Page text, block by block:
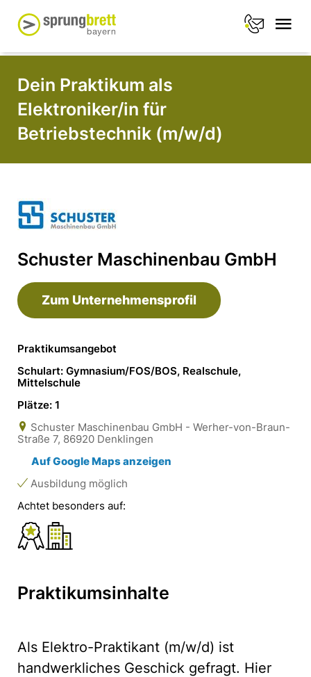
Dein Praktikum als
Elektroniker/in für
Betriebstechnik (m/w/d)
Schuster Maschinenbau GmbH
Zum Unternehmensprofil
Praktikumsangebot
Schulart: Gymnasium/FOS/BOS, Realschule,
Mittelschule
Plätze: 1
Schuster Maschinenbau GmbH - Werher-von-Braun-
Straße 7, 86920 Denklingen
Auf Google Maps anzeigen
Ausbildung möglich
Achtet besonders auf:
Praktikumsinhalte
Als Elektro-Praktikant (m/w/d) ist
handwerkliches Geschick gefragt. Hier